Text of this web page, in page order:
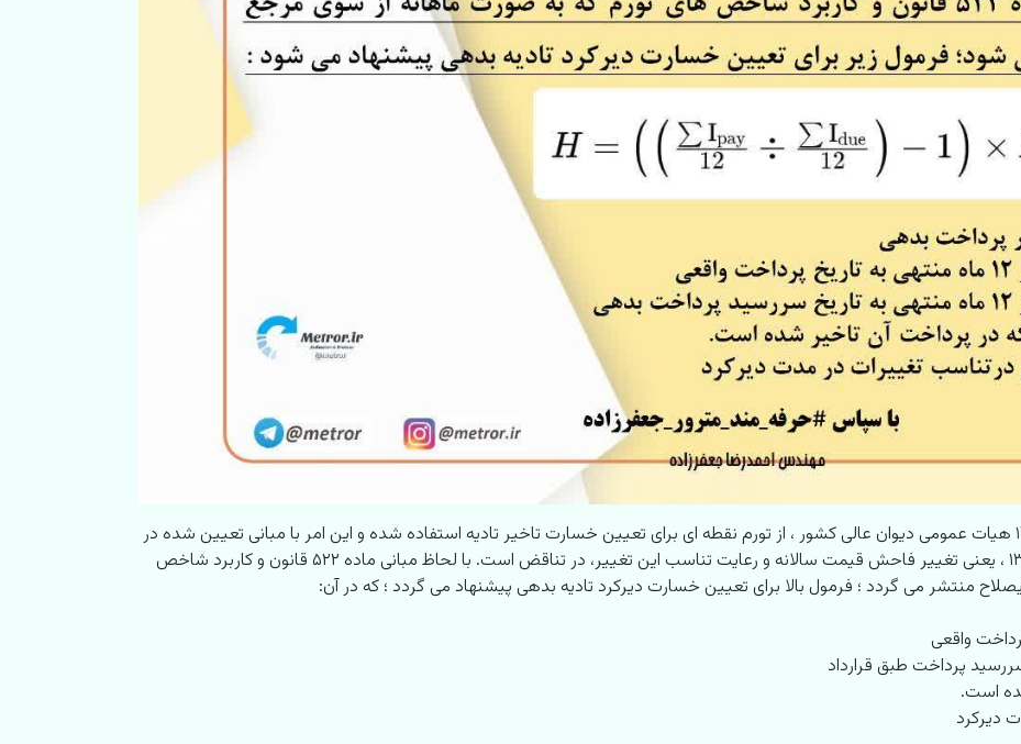
با درود در رای وحدت رویه ۵۸۰ مورخ ۱۴۰۳/۰۵/۱۶ هیات عمومی دیوان عالی کشور ، از تورم نقطه ای برای تعیین خسارت تاخیر تادیه استفاده شده و این امر با مبانی تعیین شده در
ماده ۵۲۲ قانون آیین دادرسی مدنی مصوب ۱۳۷۹ ، یعنی تغییر فاحش قیمت سالانه و رعایت تناسب این تغییر، در تناقض است. با لحاظ مبانی ماده ۵۲۲ قانون و کاربرد شاخص
منتشر می گردد ؛ فرمول بالا برای تعیین خسارت دیرکرد تادیه بدهی پیشنهاد می گردد ؛ که در آن: